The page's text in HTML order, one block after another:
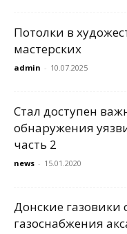
Потолки в
мастерских
admin - 10.07.2025
Стал доступен
обнаружения
часть 2
news - 15.01.2020
Донские
газоснабжения